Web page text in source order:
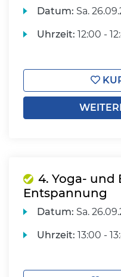
Datum: Sa.
Uhrzeit: 12:00 -
4. Yoga- und
Entspannung
Datum: Sa.
Uhrzeit: 13:00 -